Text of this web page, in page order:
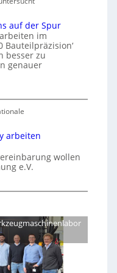
auf der Spur
im
Bauteilpräzision‘
besser zu
genauer
arbeiten
wollen
e.V.